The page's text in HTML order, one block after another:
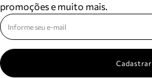
promoções e muito mais.
Cadastrar